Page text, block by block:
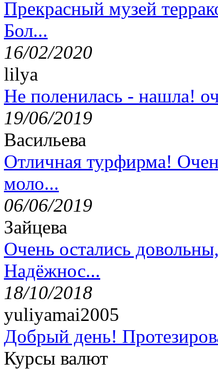
Прекрасный музей
Бол...
16/02/2020
lilya
Не поленилась - нашла!
19/06/2019
Васильева
Отличная турфирма!
моло...
06/06/2019
Зайцева
Очень остались
Надёжнос...
18/10/2018
yuliyamai2005
Добрый день!
Курсы валют